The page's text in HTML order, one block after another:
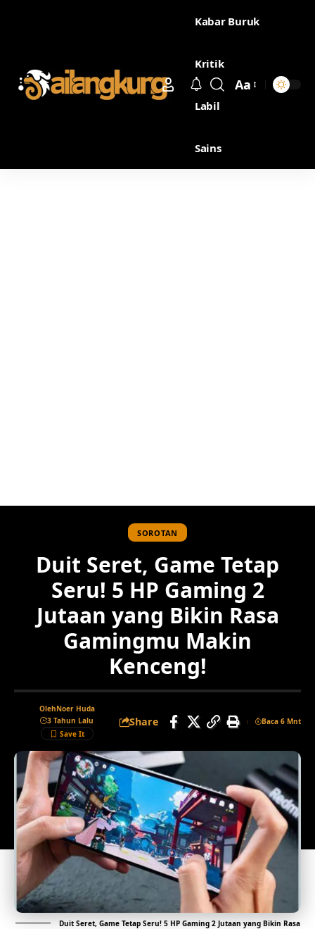
Kabar Buruk
Kritik
Labil
Sains
Aa
SOROTAN
Duit Seret, Game Tetap
Seru! 5 HP Gaming 2
Jutaan yang Bikin Rasa
Gamingmu Makin
Kenceng!
OlehNoer Huda
3 Tahun Lalu
Share Baca 6 Mnt
Duit Seret, Game Tetap Seru! 5 HP Gaming 2 Jutaan yang Bikin Rasa